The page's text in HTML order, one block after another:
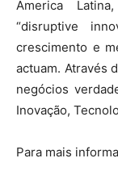
Ámerica
“disruptive
crescimento e
actuam. Através
negócios
Inovação,
Para mais